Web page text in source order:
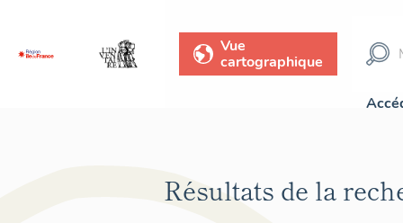
Vue
cartographique
Résultats de la